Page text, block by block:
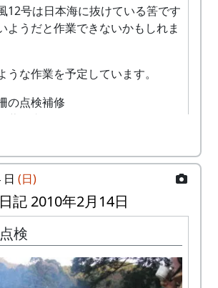
12号は日本海に抜けている筈です
ようだと作業できないかもしれま
うな作業を予定しています。
の点検補修
蒔き直し
柵）の点検補修は、毎年、秋の宮
されています。台風が通った後な
か、土砂の崩れや流れによるる柵
も知れません。
8月20/21日に完了したのですが、
かった場所があるので、蒔き直し
した。一部の種に問題があったよ
(日)
記 2010年2月14日
検